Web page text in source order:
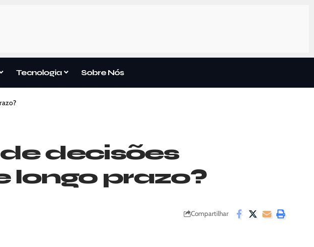
Tecnologia Sobre Nós
decisões
longo prazo?
Compartilhar